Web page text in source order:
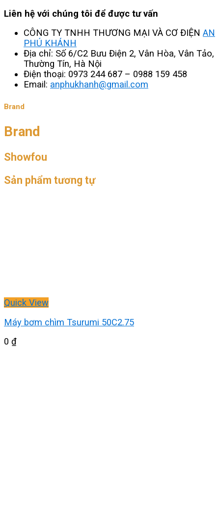
Liên hệ với chúng tôi để được tư vấn
CÔNG TY TNHH THƯƠNG MẠI VÀ CƠ ĐIỆN AN
PHÚ KHÁNH
Địa chỉ: Số 6/C2 Bưu Điện 2, Vân Hòa, Vân Tảo,
Thường Tín, Hà Nội
Điện thoại: 0973 244 687 – 0988 159 458
Email: anphukhanh@gmail.com
Brand
Brand
Showfou
Sản phẩm tương tự
Quick View
Máy bơm chìm Tsurumi 50C2.75
0 ₫